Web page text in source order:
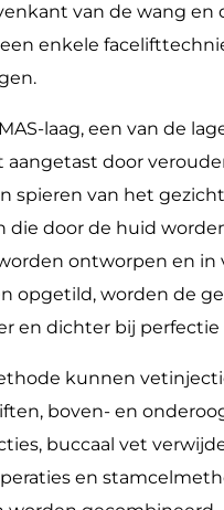
van de wang en
enkele
laag, een van de
door
spieren van het
die door de huid
ontworpen en in
opgetild, worden de
en dichter bij perfectie
kunnen
boven- en
buccaal vet
en